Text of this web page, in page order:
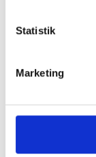
Statistik
Marketing
Altivo Skifer
SG-181Black
Bestseller. Lav